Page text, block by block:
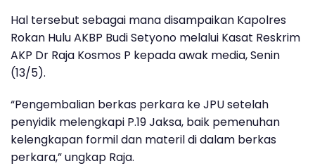
Hal tersebut sebagai mana disampaikan Kapolres
Rokan Hulu AKBP Budi Setyono melalui Kasat Reskrim
AKP Dr Raja Kosmos P kepada awak media, Senin
(13/5).
“Pengembalian berkas perkara ke JPU setelah
penyidik melengkapi P.19 Jaksa, baik pemenuhan
kelengkapan formil dan materil di dalam berkas
perkara,” ungkap Raja.